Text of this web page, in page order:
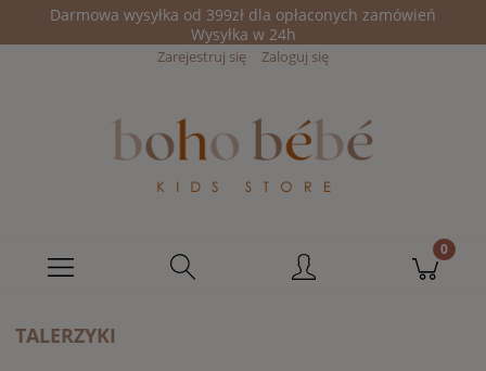
Darmowa wysyłka od 399zł dla opłaconych zamówień
Wysyłka w 24h
Zarejestruj się Zaloguj się
TALERZYKI